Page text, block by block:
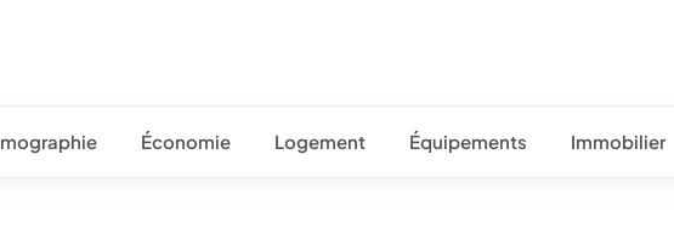
Économie Logement Équipements Immobilier